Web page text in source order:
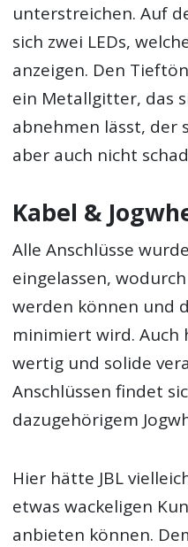
unterstreichen. Auf
sich zwei LEDs,
anzeigen. Den
ein Metallgitter, das
abnehmen lässt, der
aber auch nicht
Kabel &
Alle Anschlüsse
eingelassen,
werden können und
minimiert wird. Auch
wertig und solide
Anschlüssen findet
dazugehörigem
Hier hätte JBL
etwas wackeligen
anbieten können.